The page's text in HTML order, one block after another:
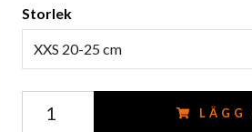
Storlek
XXS 20-25 cm
LÄGG